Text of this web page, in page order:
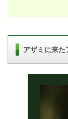
アザミに来た